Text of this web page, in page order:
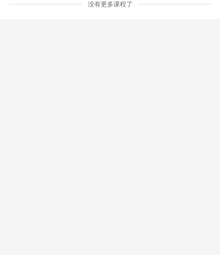
没有更多课程了